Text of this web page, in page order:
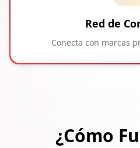
Red de
Conecta con marcas
¿Cómo